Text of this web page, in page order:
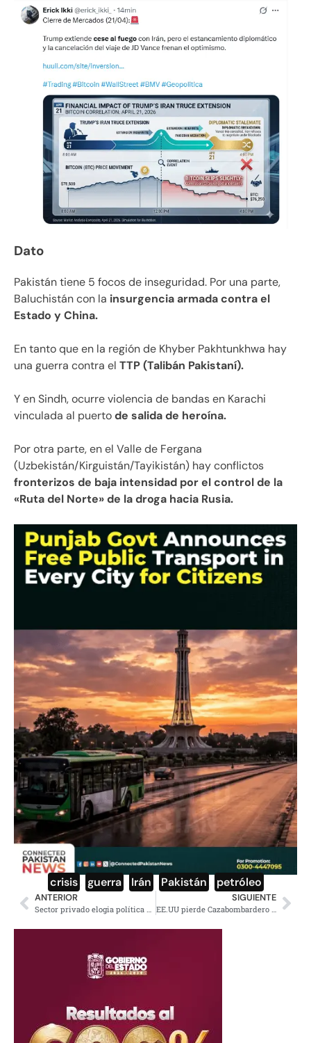
Dato
Pakistán tiene 5 focos de inseguridad. Por una parte,
Baluchistán con la insurgencia armada contra el
Estado y China.
En tanto que en la región de Khyber Pakhtunkhwa hay
una guerra contra el TTP (Talibán Pakistaní).
Y en Sindh, ocurre violencia de bandas en Karachi
vinculada al puertode salida de heroína.
Por otra parte, en el Valle de Fergana
(Uzbekistán/Kirguistán/Tayikistán) hay conflictos
fronterizos de baja intensidad por el control de la
«Ruta del Norte» de la droga hacia Rusia.
crisis guerra Irán Pakistán petróleo
ANTERIOR
Sector privado elogia política de vivienda de Sheinbaum
SIGUIENTE
EE.UU pierde Cazabombardero F-15E Strike y un A-10 Warthog, lo que se sabe